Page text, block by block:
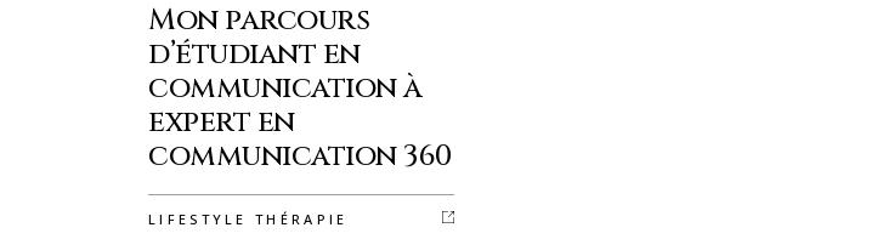
Mon parcours
d’étudiant en
communication à
expert en
communication 360
LIFESTYLE THÉRAPIE